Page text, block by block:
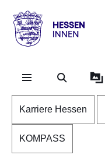
Hessen
Innen
Karriere Hessen
KOMPASS